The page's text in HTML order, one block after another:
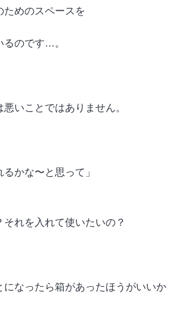
ためのスペースを
るのです…。
いことではありません。
るかな〜と思って」
れを入れて使いたいの？
になったら箱があったほうがいいか